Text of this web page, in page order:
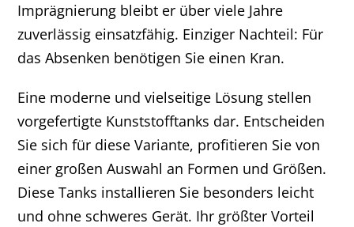
Imprägnierung bleibt er über viele Jahre
zuverlässig einsatzfähig. Einziger Nachteil: Für
das Absenken benötigen Sie einen Kran.
Eine moderne und vielseitige Lösung stellen
vorgefertigte Kunststofftanks dar. Entscheiden
Sie sich für diese Variante, profitieren Sie von
einer großen Auswahl an Formen und Größen.
Diese Tanks installieren Sie besonders leicht
und ohne schweres Gerät. Ihr größter Vorteil